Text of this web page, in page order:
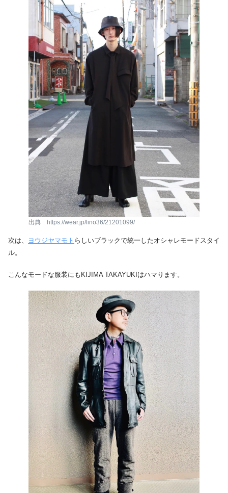
出典 https://wear.jp/lino36/21201099/
次は、 ヨウジヤマモト らしいブラックで統一したオシャレモードスタイ
ル。
こんなモードな服装にもKIJIMA TAKAYUKIはハマります。